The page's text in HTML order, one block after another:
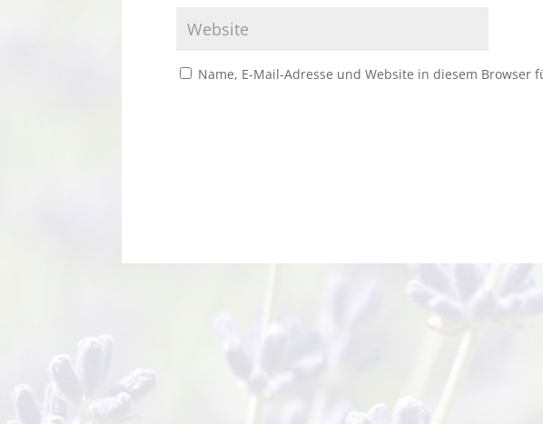
Name, E-Mail-Adresse und Website in diesem